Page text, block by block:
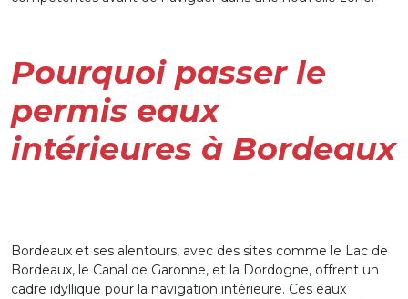
Pourquoi passer le
permis eaux
intérieures à Bordeaux
Bordeaux et ses alentours, avec des sites comme le Lac de
Bordeaux, le Canal de Garonne, et la Dordogne, offrent un
cadre idyllique pour la navigation intérieure. Ces eaux